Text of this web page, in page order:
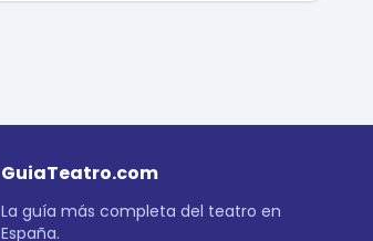
GuiaTeatro.com
La guía más completa del teatro en
España.